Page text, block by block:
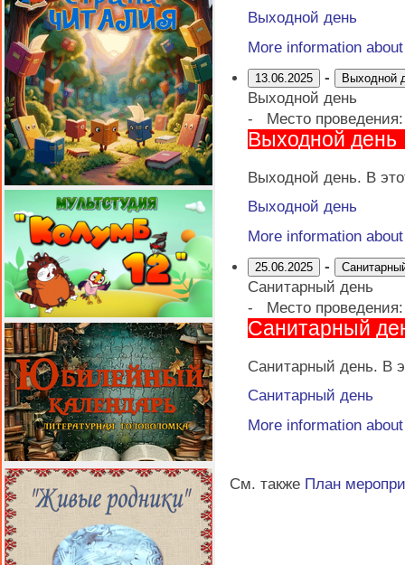
Выходной день
More information
13.06.2025 - Выходной
Выходной день
-
Место
Выходной день
Выходной день. В
Выходной день
More information
25.06.2025 -
Санитарный день
-
Место
Санитарный
Санитарный день. В
Санитарный день
More information
См. также План